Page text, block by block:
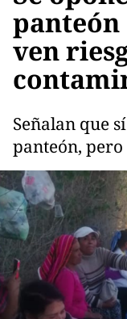
panteón
ven
Señalan que
panteón,